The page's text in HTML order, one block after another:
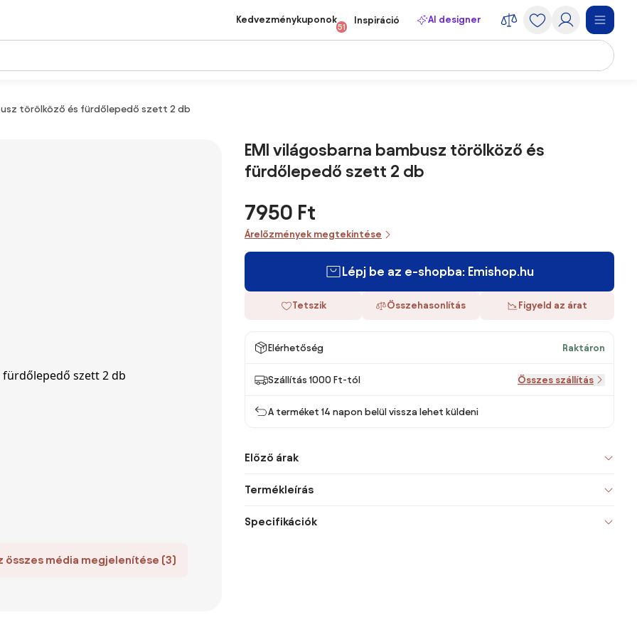
Kedvezménykuponok
51
Inspiráció AI designer
törölköző és fürdőlepedő szett 2 db
összes média megjelenítése (3)
EMI világosbarna bambusz törölköző és
fürdőlepedő szett 2 db
7950 Ft
Árelőzmények megtekintése
Lépj be az e-shopba: Emishop.hu
Tetszik Összehasonlítás Figyeld az árat
Elérhetőség Raktáron
Szállítás 1000 Ft-tól Összes szállítás
A terméket 14 napon belül vissza lehet küldeni
Előző árak
Termékleírás
Specifikációk